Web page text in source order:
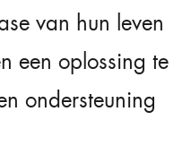
van hun leven
een oplossing te
ondersteuning